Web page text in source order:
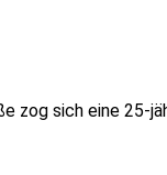
sich eine 25-